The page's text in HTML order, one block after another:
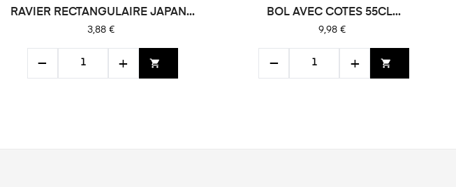
RAVIER RECTANGULAIRE JAPAN...
Prix
3,88 €
− + shopping_cart
BOL AVEC COTES 55CL...
Prix
9,98 €
− + shopping_cart